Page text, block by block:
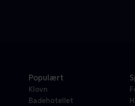
Populært
Klovn
Badehotellet